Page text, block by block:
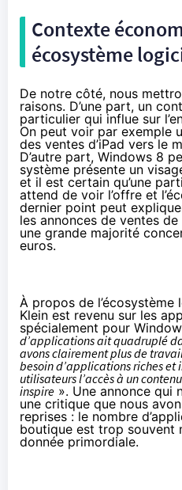
Contexte
écosystème
De notre côté, nous
raisons. D’une part, un
particulier qui influe sur
On peut voir par exemple
des ventes d’iPad vers le
D’autre part, Windows 8
système présente un
et il est certain qu’une
attend de voir l’offre et
dernier point peut
les annonces de ventes
une grande majorité
euros.
À propos de
Klein est revenu sur les
spécialement pour
d’applications ait quadruplé
avons clairement plus de
besoin d’applications riches et
utilisateurs l’accès à un
inspire ». Une annonce qui
une critique que nous
reprises : le nombre
boutique est trop souvent
donnée primordiale.